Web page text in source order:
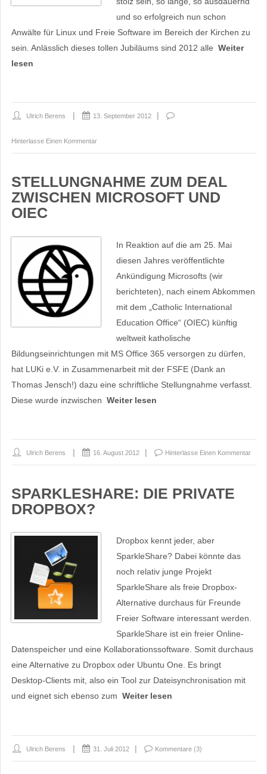
und so erfolgreich nun schon
Anwälte für Linux und Freie Software im Bereich der Kirchen zu
sein. Anlässlich dieses tollen Jubiläums sind 2012 alle Weiter
lesen
Ulrich Berens 13. September 2012
Hinterlasse Einen Kommentar
STELLUNGNAHME ZUM DEAL
ZWISCHEN MICROSOFT UND
OIEC
In Reaktion auf die am 25. Mai
diesen Jahres veröffentlichte
Ankündigung Microsofts (wir
berichteten), nach einem Abkommen
mit dem „Catholic International
Education Office“ (OIEC) künftig
weltweit katholische
Bildungseinrichtungen mit MS Office 365 versorgen zu dürfen,
hat LUKi e.V. in Zusammenarbeit mit der FSFE (Dank an
Thomas Jensch!) dazu eine schriftliche Stellungnahme verfasst.
Diese wurde inzwischen Weiter lesen
Ulrich Berens 16. August 2012 Hinterlasse Einen Kommentar
SPARKLESHARE: DIE PRIVATE
DROPBOX?
Dropbox kennt jeder, aber
SparkleShare? Dabei könnte das
noch relativ junge Projekt
SparkleShare als freie Dropbox-
Alternative durchaus für Freunde
Freier Software interessant werden.
SparkleShare ist ein freier Online-
Datenspeicher und eine Kollaborationssoftware. Somit durchaus
eine Alternative zu Dropbox oder Ubuntu One. Es bringt
Desktop-Clients mit, also ein Tool zur Dateisynchronisation mit
und eignet sich ebenso zum Weiter lesen
Ulrich Berens 31. Juli 2012 Kommentare (3)